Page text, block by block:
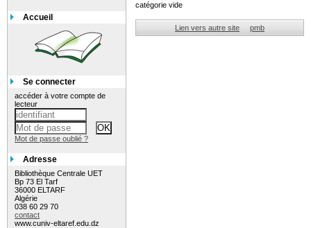
catégorie vide
Lien vers autre site pmb
Accueil
Se connecter
accéder à votre compte de
lecteur
Mot de passe oublié ?
Adresse
Bibliothèque Centrale UET
Bp 73 El Tarf
36000 ELTARF
Algérie
038 60 29 70
contact
www.cuniv-eltaref.edu.dz